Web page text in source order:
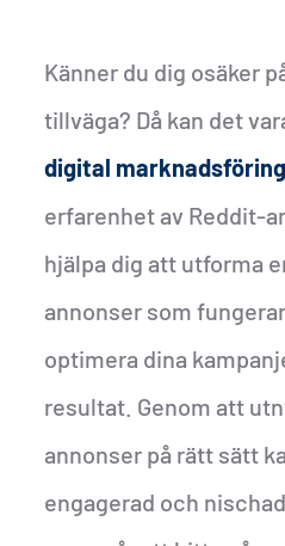
Känner du dig osäker
tillväga? Då kan det
digital
erfarenhet av Reddit-
hjälpa dig att utforma
annonser som
optimera dina
resultat. Genom att
annonser på rätt sätt
engagerad och